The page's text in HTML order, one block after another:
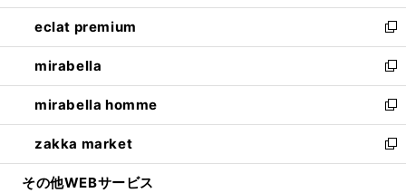
開
く
ウ
で
開
く
ン
ド
ウ
で
開
く
ウ
ィ
ン
ド
ウ
で
開
く
し
い
ウ
ィ
ン
ド
ウ
で
開
eclat premium
新
し
い
ウ
ィ
ン
ド
ウ
mirabella
新
し
い
ウ
ィ
ン
mirabella homme
新
し
い
ウ
zakka market
新
し
その他WEBサービス